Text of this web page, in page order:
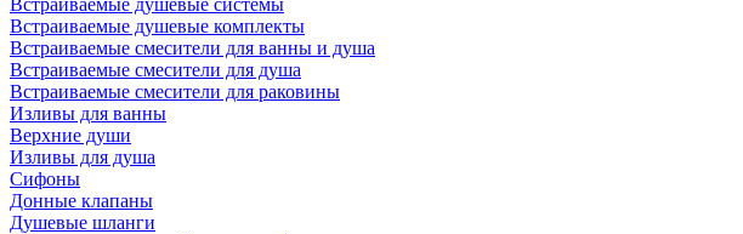
Встраиваемые душевые системы
Встраиваемые душевые комплекты
Встраиваемые смесители для ванны и душа
Встраиваемые смесители для душа
Встраиваемые смесители для раковины
Изливы для ванны
Верхние души
Изливы для душа
Сифоны
Донные клапаны
Душевые шланги